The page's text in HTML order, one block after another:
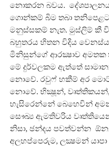
නොකරන බවය.
ගොන්කම් බිම තබා
මනුස්සකම් නැත. මුස්ලිම් කී
බහුතරය හිතන විදිය
මිනිසුන්ගේ ආරක්‍ෂාව අමතක
මේ දුර්වලකම ඇත්තේ
නොවේ. රවුෆ් හකීම් අර
නොවේ. භික්‍ෂූන්,
හැසිරෙන්නේ බෙහෙවින්
සෞඛ්‍ය ඇමතිවරිය
නිසා, ඡන්දය පවත්වන්න
අලහප්පෙරුම, ලක්‍ෂමන්